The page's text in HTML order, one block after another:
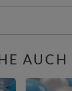
AUCH